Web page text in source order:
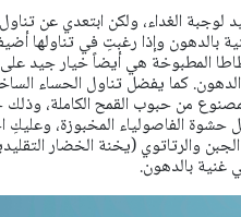
لوجبة الغداء، ولكن ابتعدي عن
بالدهون وإذا رغبتِ في تناولها
المطبوخة هي أيضاً خيار جيد على
كما يفضل تناول الحساء
من حبوب القمح الكاملة،
حشوة الفاصولياء المخبوزة،
والرتاتوي (يخنة الخضار
غنية بالدهون.